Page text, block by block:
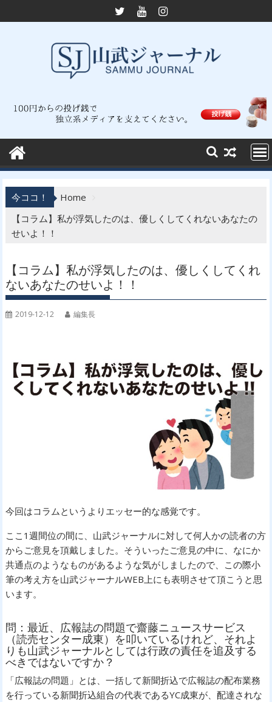
to
今ココ！
Home
【コラム】私が浮気したのは、優しくしてくれないあなたの
せいよ！！
【コラム】私が浮気したのは、優しくしてくれ
ないあなたのせいよ！！
2019-12-12 編集長
今回はコラムというよりエッセー的な感覚です。
ここ1週間位の間に、山武ジャーナルに対して何人かの読者の方
からご意見を頂戴しました。そういったご意見の中に、なにか
共通点のようなものがあるような気がしましたので、この際小
筆の考え方を山武ジャーナルWEB上にも表明させて頂こうと思
います。
問：最近、広報誌の問題で齋藤ニュースサービス
（読売センター成東）を叩いているけれど、それよ
りも山武ジャーナルとしては行政の責任を追及する
べきではないですか？
「広報誌の問題」とは、一括して新聞折込で広報誌の配布業務
を行っている新聞折込組合の代表であるYC成東が、配達されな